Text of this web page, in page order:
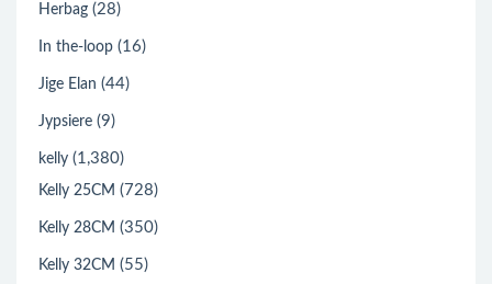
Herbag (28)
In the-loop (16)
Jige Elan (44)
Jypsiere (9)
kelly (1,380)
Kelly 25CM (728)
Kelly 28CM (350)
Kelly 32CM (55)